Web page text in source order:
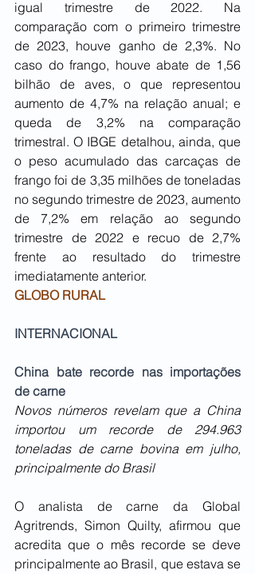
igual trimestre de 2022. Na
comparação com o primeiro trimestre
de 2023, houve ganho de 2,3%. No
caso do frango, houve abate de 1,56
bilhão de aves, o que representou
aumento de 4,7% na relação anual; e
queda de 3,2% na comparação
trimestral. O IBGE detalhou, ainda, que
o peso acumulado das carcaças de
frango foi de 3,35 milhões de toneladas
no segundo trimestre de 2023, aumento
de 7,2% em relação ao segundo
trimestre de 2022 e recuo de 2,7%
frente ao resultado do trimestre
imediatamente anterior.
GLOBO RURAL
INTERNACIONAL
China bate recorde nas importações
de carne
Novos números revelam que a China
importou um recorde de 294.963
toneladas de carne bovina em julho,
principalmente do Brasil
O analista de carne da Global
Agritrends, Simon Quilty, afirmou que
acredita que o mês recorde se deve
principalmente ao Brasil, que estava se